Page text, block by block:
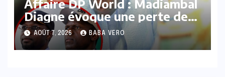
Affaire DP World : Madiambal
Diagne évoque une perte de
plus de 20 milliards FCFA et
accuse un « deal » entre
Sonko et Waly Diouf Bodian
AOÛT 7, 2026 BABA VERO